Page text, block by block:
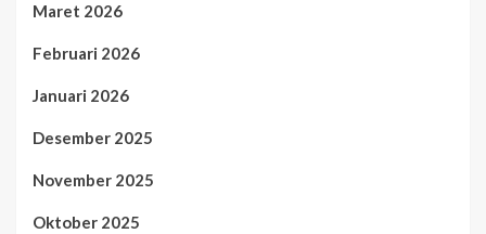
Maret 2026
Februari 2026
Januari 2026
Desember 2025
November 2025
Oktober 2025